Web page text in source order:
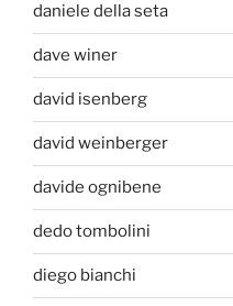
daniele della seta
dave winer
david isenberg
david weinberger
davide ognibene
dedo tombolini
diego bianchi